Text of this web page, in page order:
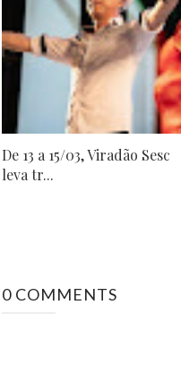
De 13 a 15/03, Viradão Sesc
leva tr...
0 COMMENTS